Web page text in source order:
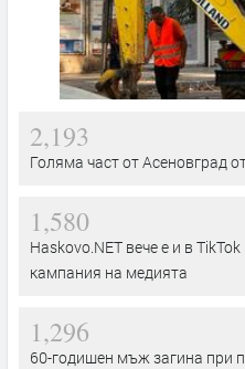
2,193
Голяма част от Асеновград
1,580
Haskovo.NET вече е и в
кампания на медията
1,296
60-годишен мъж загина при